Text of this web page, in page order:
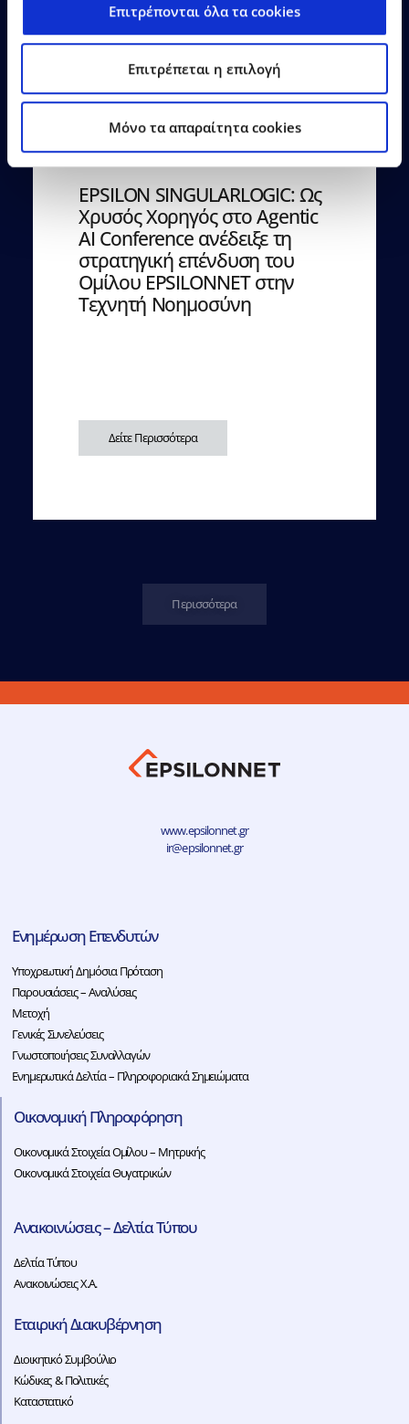
Επιτρέπονται όλα τα cookies
Επιτρέπεται η επιλογή
Mόνο τα απαραίτητα cookies
22.06.2026 Δελτία Τύπου
EPSILON SINGULARLOGIC: Ως
Χρυσός Χορηγός στο Agentic
AI Conference ανέδειξε τη
στρατηγική επένδυση του
Ομίλου EPSILONNET στην
Τεχνητή Νοημοσύνη
Δείτε Περισσότερα
Περισσότερα
www.epsilonnet.gr
ir@epsilonnet.gr
Ενημέρωση Επενδυτών
Υποχρεωτική Δημόσια Πρόταση
Παρουσιάσεις – Αναλύσεις
Μετοχή
Γενικές Συνελεύσεις
Γνωστοποιήσεις Συναλλαγών
Ενημερωτικά Δελτία – Πληροφοριακά Σημειώματα
Οικονομική Πληροφόρηση
Οικονομικά Στοιχεία Ομίλου – Μητρικής
Οικονομικά Στοιχεία Θυγατρικών
Ανακοινώσεις – Δελτία Τύπου
Δελτία Τύπου
Ανακοινώσεις Χ.Α.
Εταιρική Διακυβέρνηση
Διοικητικό Συμβούλιο
Κώδικες & Πολιτικές
Καταστατικό